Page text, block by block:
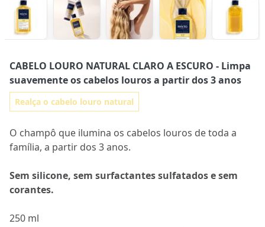
CABELO LOURO NATURAL CLARO A ESCURO - Limpa
suavemente os cabelos louros a partir dos 3 anos
Realça o cabelo louro natural
O champô que ilumina os cabelos louros de toda a
família, a partir dos 3 anos.
Sem silicone, sem surfactantes sulfatados e sem
corantes.
250 ml